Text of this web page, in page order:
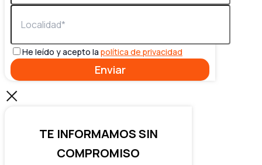
He leído y acepto la política de privacidad
TE INFORMAMOS SIN
COMPROMISO